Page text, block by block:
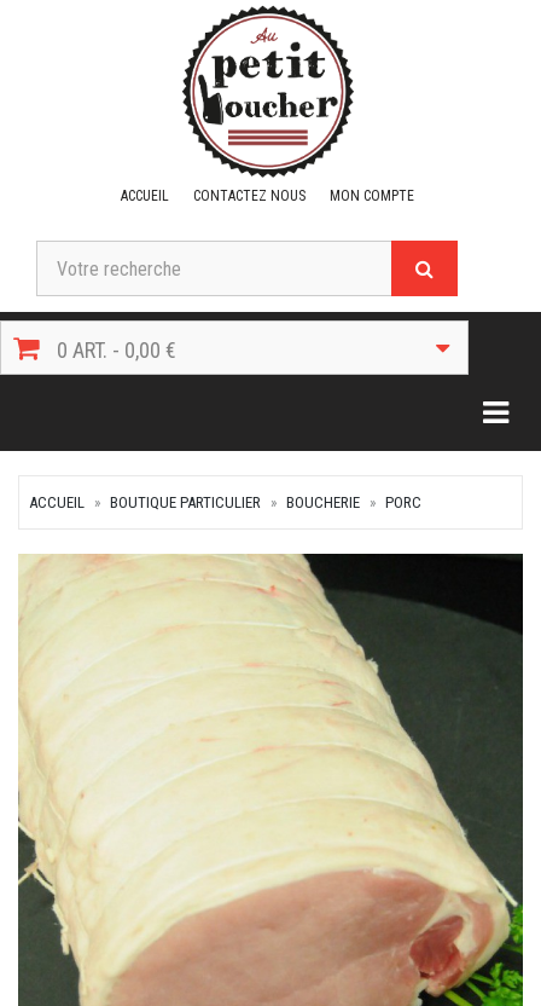
ACCUEIL CONTACTEZ NOUS MON COMPTE
0 ART. - 0,00 €
ACCUEIL BOUTIQUE PARTICULIER BOUCHERIE PORC